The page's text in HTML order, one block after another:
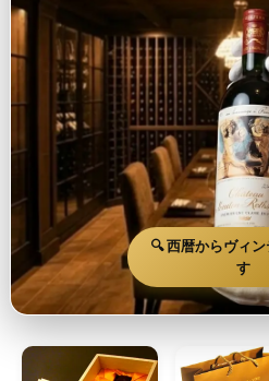
🔍 西暦からヴィ
す